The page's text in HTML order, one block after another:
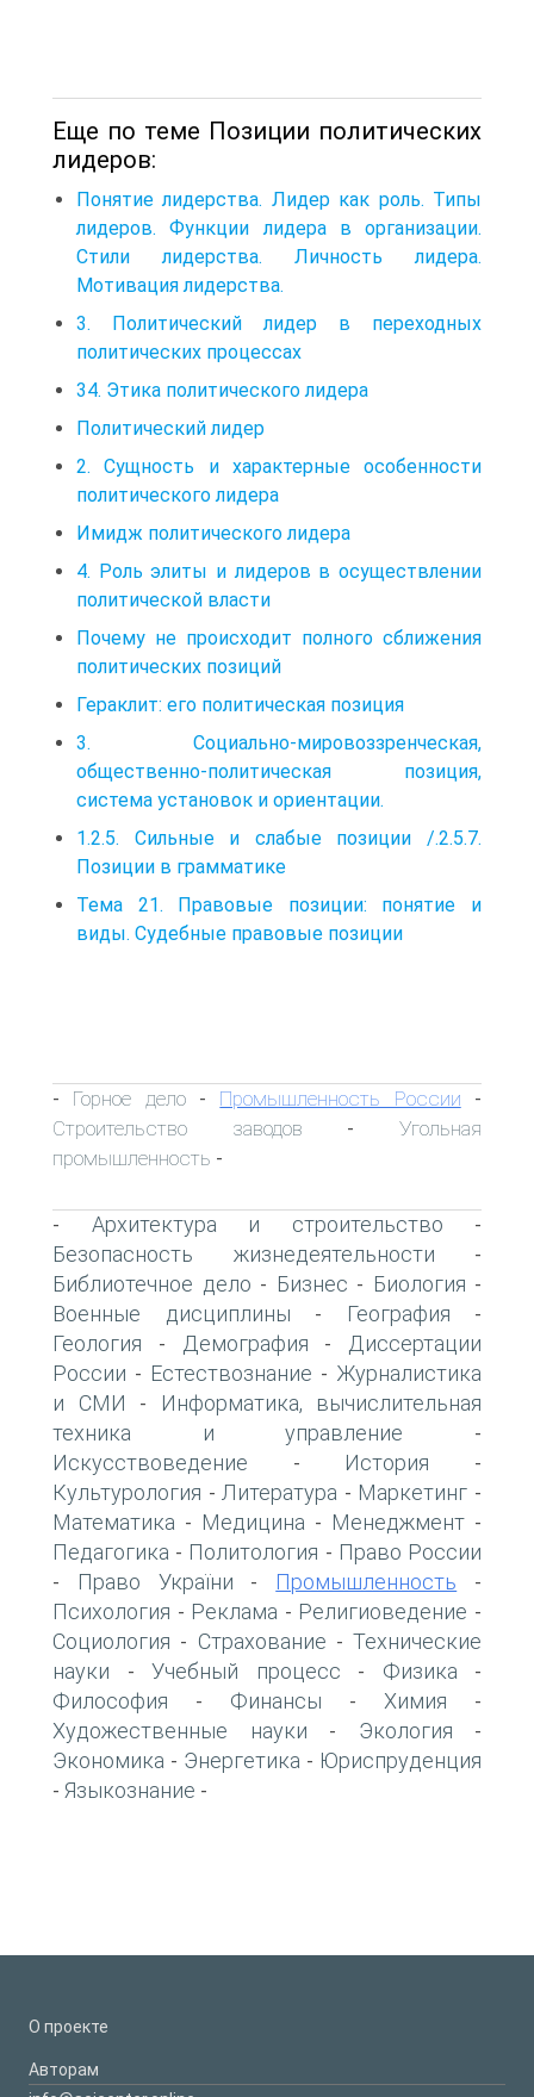
Еще по теме Позиции политических
лидеров:
Понятие лидерства. Лидер как роль. Типы
лидеров. Функции лидера в организации.
Стили лидерства. Личность лидера.
Мотивация лидерства.
3. Политический лидер в переходных
политических процессах
34. Этика политического лидера
Политический лидер
2. Сущность и характерные особенности
политического лидера
Имидж политического лидера
4. Роль элиты и лидеров в осуществлении
политической власти
Почему не происходит полного сближения
политических позиций
Гераклит: его политическая позиция
3. Социально-мировоззренческая,
общественно-политическая позиция,
система установок и ориентации.
1.2.5. Сильные и слабые позиции /.2.5.7.
Позиции в грамматике
Тема 21. Правовые позиции: понятие и
виды. Судебные правовые позиции
- Горное дело- Промышленность России -
Строительство заводов -Угольная
промышленность -
- Архитектура и строительство -
Безопасность жизнедеятельности -
Библиотечное дело - Бизнес - Биология -
Военные дисциплины - География -
Геология - Демография -
Диссертации
России - Естествознание - Журналистика
и СМИ -
Информатика, вычислительная
техника и управление -
Искусствоведение - История -
Культурология - Литература - Маркетинг -
Математика - Медицина - Менеджмент -
Педагогика - Политология - Право России
- Право України - Промышленность -
Психология - Реклама - Религиоведение -
Социология - Страхование - Технические
науки - Учебный процесс - Физика -
Философия - Финансы - Химия -
Художественные науки - Экология -
Экономика - Энергетика - Юриспруденция
- Языкознание -
О проекте
Авторам